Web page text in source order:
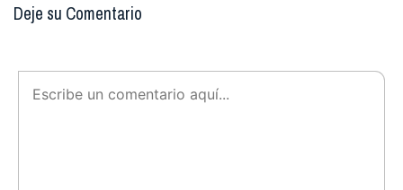
Deje su Comentario